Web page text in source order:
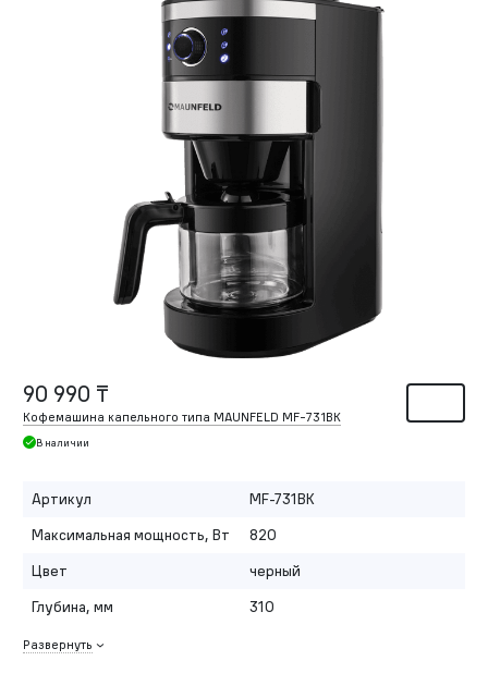
90 990 ₸
Кофемашина капельного типа MAUNFELD MF-731BK
В наличии
Артикул
MF-731BK
Максимальная мощность, Вт
820
Цвет
черный
Глубина, мм
310
Развернуть